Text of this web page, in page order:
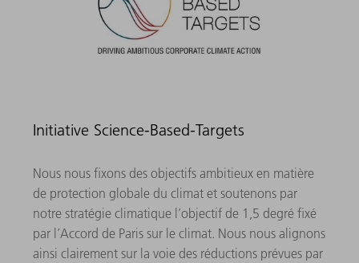
Initiative Science-Based-Targets
Nous nous fixons des objectifs ambitieux en matière
de protection globale du climat et soutenons par
notre stratégie climatique l’objectif de 1,5 degré fixé
par l’Accord de Paris sur le climat. Nous nous alignons
ainsi clairement sur la voie des réductions prévues par